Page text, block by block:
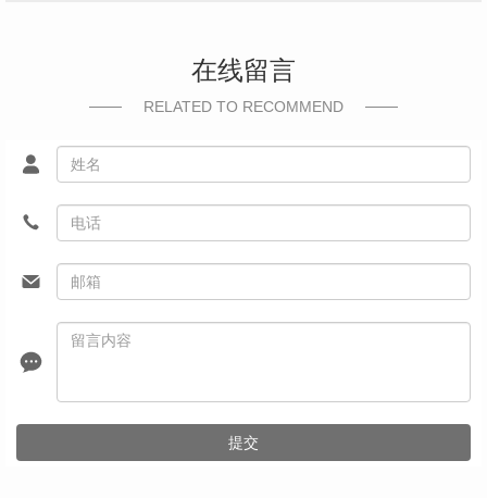
在线留言
RELATED TO RECOMMEND
提交